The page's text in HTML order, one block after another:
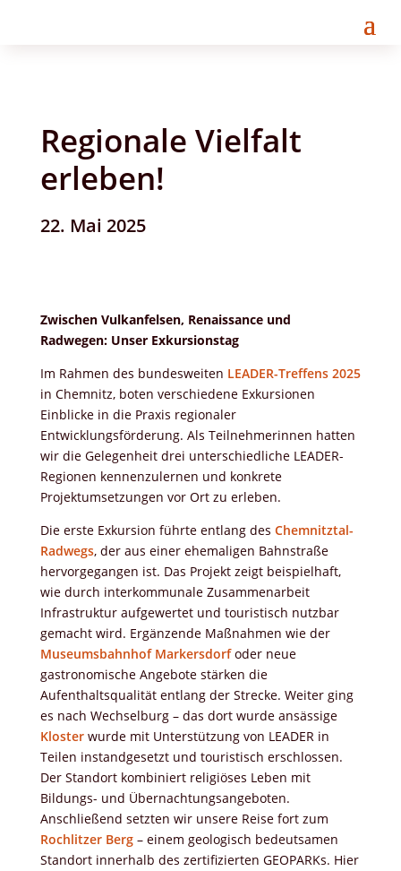
Regionale Vielfalt
erleben!
22. Mai 2025
Zwischen Vulkanfelsen, Renaissance und
Radwegen: Unser Exkursionstag
Im Rahmen des bundesweiten LEADER-Treffens 2025
in Chemnitz, boten verschiedene Exkursionen
Einblicke in die Praxis regionaler
Entwicklungsförderung. Als Teilnehmerinnen hatten
wir die Gelegenheit drei unterschiedliche LEADER-
Regionen kennenzulernen und konkrete
Projektumsetzungen vor Ort zu erleben.
Die erste Exkursion führte entlang des Chemnitztal-
Radwegs, der aus einer ehemaligen Bahnstraße
hervorgegangen ist. Das Projekt zeigt beispielhaft,
wie durch interkommunale Zusammenarbeit
Infrastruktur aufgewertet und touristisch nutzbar
gemacht wird. Ergänzende Maßnahmen wie der
Museumsbahnhof Markersdorfoder neue
gastronomische Angebote stärken die
Aufenthaltsqualität entlang der Strecke. Weiter ging
es nach Wechselburg – das dort wurde ansässige
Klosterwurde mit Unterstützung von LEADER in
Teilen instandgesetzt und touristisch erschlossen.
Der Standort kombiniert religiöses Leben mit
Bildungs- und Übernachtungsangeboten.
Anschließend setzten wir unsere Reise fort zum
Rochlitzer Berg– einem geologisch bedeutsamen
Standort innerhalb des zertifizierten GEOPARKs. Hier